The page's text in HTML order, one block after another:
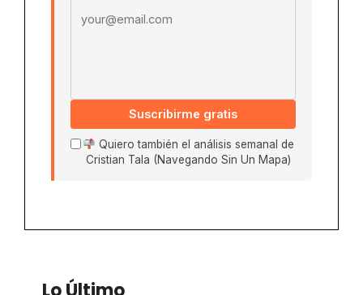
Suscribirme gratis
Quiero también el análisis semanal de
Cristian Tala (Navegando Sin Un Mapa)